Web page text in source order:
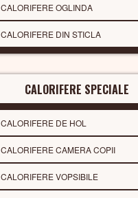
CALORIFERE OGLINDA
CALORIFERE DIN STICLA
CALORIFERE SPECIALE
CALORIFERE DE HOL
CALORIFERE CAMERA COPII
CALORIFERE VOPSIBILE